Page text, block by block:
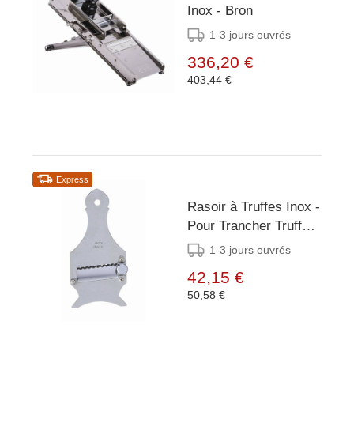
Inox - Bron
1-3 jours ouvrés
336,20 €
403,44 €
Express
Rasoir à Truffes Inox -
Pour Trancher Truffes,
Ail, Parmesan
1-3 jours ouvrés
42,15 €
50,58 €